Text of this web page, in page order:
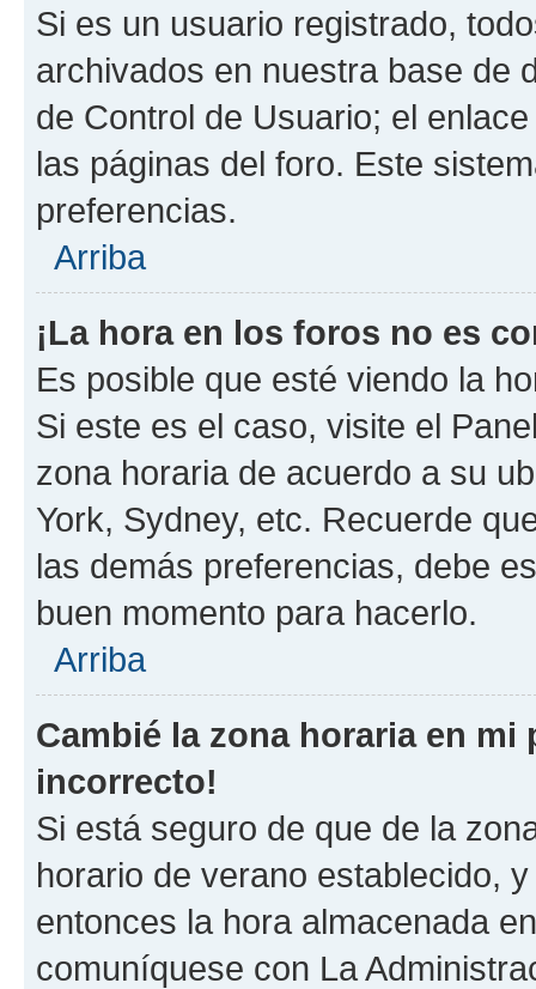
Si es un usuario registrado,
archivados en nuestra base de
de Control de Usuario; el
las páginas del foro. Este
preferencias.
Arriba
¡La hora en los foros no es
Es posible que esté viendo la
Si este es el caso, visite el
zona horaria de acuerdo a su
York, Sydney, etc. Recuerde
las demás preferencias, debe
buen momento para hacerlo.
Arriba
Cambié la zona horaria en
incorrecto!
Si está seguro de que de la
horario de verano establecido,
entonces la hora almacenada
comuníquese con La